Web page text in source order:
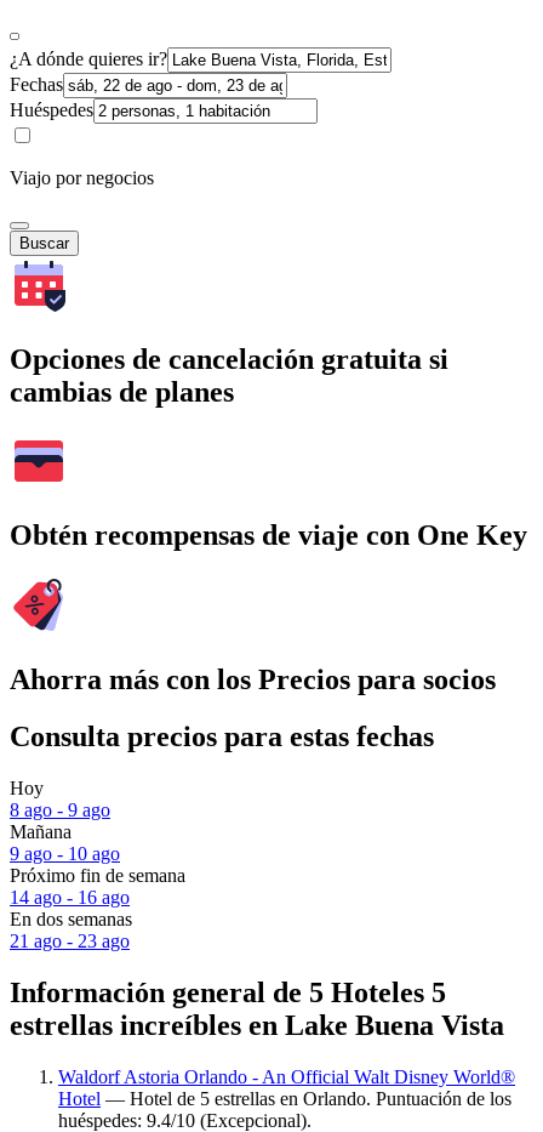
¿A dónde quieres ir?
Fechas
Huéspedes
Viajo por negocios
Buscar
Opciones de cancelación gratuita si
cambias de planes
Obtén recompensas de viaje con One Key
Ahorra más con los Precios para socios
Consulta precios para estas fechas
Hoy
8 ago - 9 ago
Mañana
9 ago - 10 ago
Próximo fin de semana
14 ago - 16 ago
En dos semanas
21 ago - 23 ago
Información general de 5 Hoteles 5
estrellas increíbles en Lake Buena Vista
Waldorf Astoria Orlando - An Official Walt Disney World®
Hotel — Hotel de 5 estrellas en Orlando. Puntuación de los
huéspedes: 9.4/10 (Excepcional).